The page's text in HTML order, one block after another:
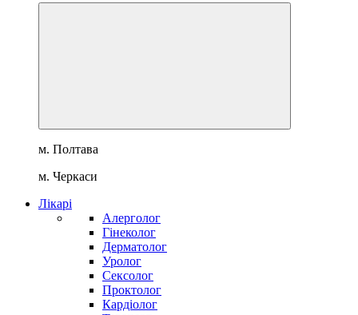
м. Полтава
м. Черкаси
Лікарі
Алерголог
Гінеколог
Дерматолог
Уролог
Сексолог
Проктолог
Кардіолог